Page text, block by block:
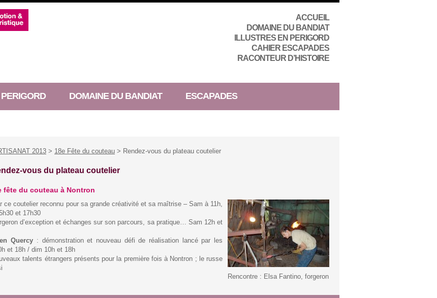
ACCUEIL
DOMAINE DU BANDIAT
ILLUSTRES EN PERIGORD
CAHIER ESCAPADES
RACONTEUR D’HISTOIRE
DOMAINE DU BANDIAT ESCAPADES
2013 > 18e Fête du couteau > Rendez-vous du plateau coutelier
vous du plateau coutelier
fête du couteau à Nontron
Rencontre : Elsa Fantino, forgeron
ce coutelier reconnu pour sa grande créativité et sa maîtrise – Sam à 11h,
et 17h30
d’exception et échanges sur son parcours, sa pratique… Sam 12h et
Quercy : démonstration et nouveau défi de réalisation lancé par les
et 18h / dim 10h et 18h
talents étrangers présents pour la première fois à Nontron ; le russe